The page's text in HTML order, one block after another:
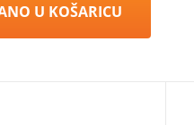
U KOŠARICU